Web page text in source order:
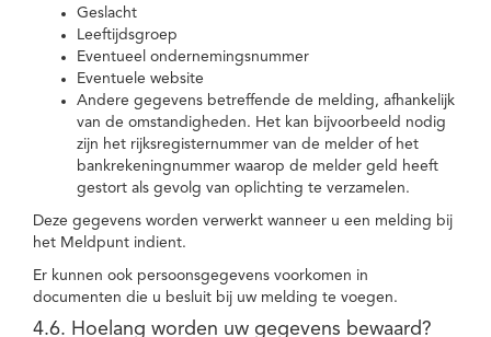
Geslacht
Leeftijdsgroep
Eventueel ondernemingsnummer
Eventuele website
Andere gegevens betreffende de melding, afhankelijk
van de omstandigheden. Het kan bijvoorbeeld nodig
zijn het rijksregisternummer van de melder of het
bankrekeningnummer waarop de melder geld heeft
gestort als gevolg van oplichting te verzamelen.
Deze gegevens worden verwerkt wanneer u een melding bij
het Meldpunt indient.
Er kunnen ook persoonsgegevens voorkomen in
documenten die u besluit bij uw melding te voegen.
4.6. Hoelang worden uw gegevens bewaard?